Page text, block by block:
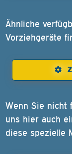
Ähnliche
Vorziehgeräte
Wenn Sie nicht
uns hier auch
diese spezielle